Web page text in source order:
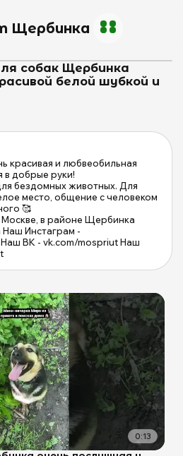
Щербинка
собак Щербинка
белой шубкой и
красивая и любвеобильная
в добрые руки!
бездомных животных. Для
место, общение с человеком
🥰
в районе Щербинка
Инстаграм -
ВК - vk.com/mospriut Наш
0:13